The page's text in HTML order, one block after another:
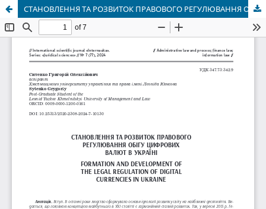
СТАНОВЛЕННЯ ТА РОЗВИТОК ПРАВОВОГО РЕГУЛЮВАННЯ ОБІГУ ЦИФРОВИХ ВАЛЮТ В УКРАЇНІ